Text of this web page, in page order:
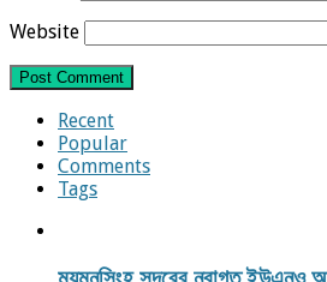
Website
Recent
Popular
Comments
Tags